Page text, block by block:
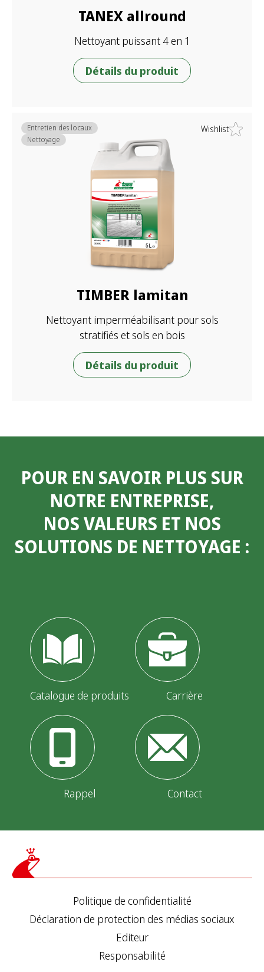
TANEX allround
Nettoyant puissant 4 en 1
Détails du produit
Wishlist
TIMBER lamitan
Nettoyant imperméabilisant pour sols
stratifiés et sols en bois
Entretien des locaux
Nettoyage
Détails du produit
POUR EN SAVOIR PLUS SUR
NOTRE ENTREPRISE,
NOS VALEURS ET NOS
SOLUTIONS DE NETTOYAGE :
Catalogue de produits Carrière
Rappel Contact
Politique de confidentialité
Déclaration de protection des médias sociaux
Editeur
Responsabilité